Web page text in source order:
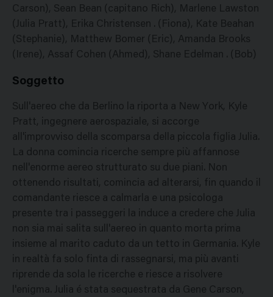
Carson), Sean Bean (capitano Rich), Marlene Lawston
(Julia Pratt), Erika Christensen . (Fiona), Kate Beahan
(Stephanie), Matthew Bomer (Eric), Amanda Brooks
(Irene), Assaf Cohen (Ahmed), Shane Edelman . (Bob)
Soggetto
Sull'aereo che da Berlino la riporta a New York, Kyle
Pratt, ingegnere aerospaziale, si accorge
all'improvviso della scomparsa della piccola figlia Julia.
La donna comincia ricerche sempre più affannose
nell'enorme aereo strutturato su due piani. Non
ottenendo risultati, comincia ad alterarsi, fin quando il
comandante riesce a calmarla e una psicologa
presente tra i passeggeri la induce a credere che Julia
non sia mai salita sull'aereo in quanto morta prima
insieme al marito caduto da un tetto in Germania. Kyle
in realtà fa solo finta di rassegnarsi, ma più avanti
riprende da sola le ricerche e riesce a risolvere
l'enigma. Julia é stata sequestrata da Gene Carson,